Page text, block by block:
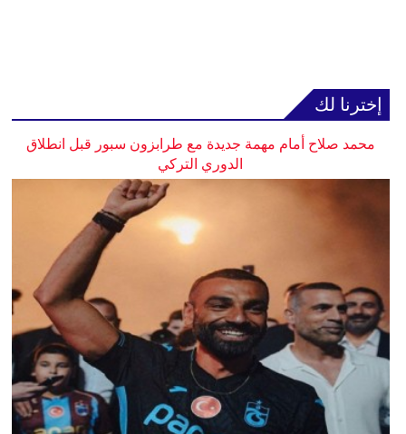
إخترنا لك
محمد صلاح أمام مهمة جديدة مع طرابزون سبور قبل انطلاق
الدوري التركي